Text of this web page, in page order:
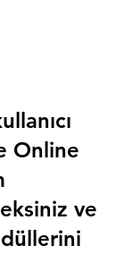
Online
ve